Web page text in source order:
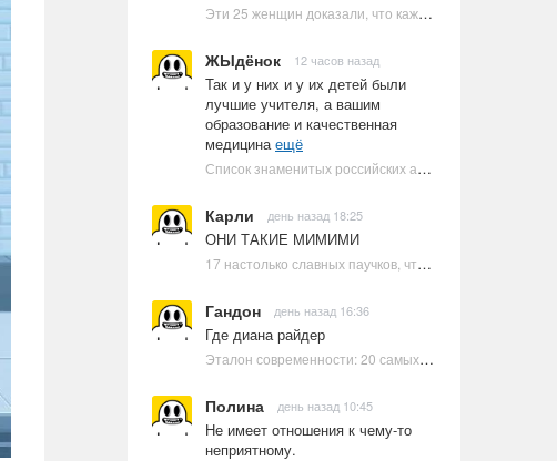
Эти 25 женщин доказали, что каждое тело имеет право быть в бикини
ЖЫдёнок 12 часов назад
Так и у них и у их детей были
лучшие учителя, а вашим
образование и качественная
медицинаещё
Список знаменитых российских артистов-евреев | Ультрамарин
Карли день назад 18:25
ОНИ ТАКИЕ МИМИМИ
17 настолько славных паучков, что даже у арахнофобов появится желание их погладить
Гандон день назад 16:36
Где диана райдер
Эталон современности: 20 самых красивых и привлекательных актрис Голливуда, по мнению Google | Ультрамарин
Полина день назад 10:45
Не имеет отношения к чему-то
неприятному.